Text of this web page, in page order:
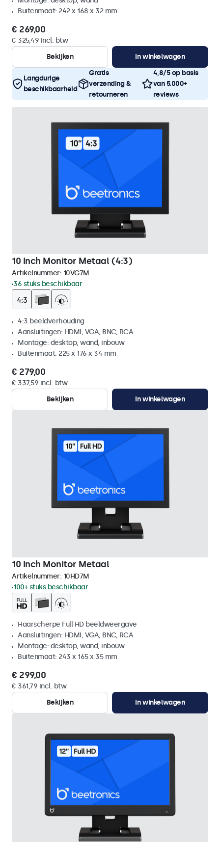
Buitenmaat: 242 x 168 x 32 mm
€ 269,00
€ 325,49 incl. btw
Bekijken
In winkelwagen
Langdurige
beschikbaarheid
Gratis
verzending &
retourneren
4,8/5 op basis
van 5.000+
reviews
10 Inch Monitor Metaal (4:3)
Artikelnummer: 10VG7M
36 stuks beschikbaar
4:3 beeldverhouding
Aansluitingen: HDMI, VGA, BNC, RCA
Montage: desktop, wand, inbouw
Buitenmaat: 225 x 176 x 34 mm
€ 279,00
€ 337,59 incl. btw
Bekijken
In winkelwagen
10 Inch Monitor Metaal
Artikelnummer: 10HD7M
100+ stuks beschikbaar
Haarscherpe Full HD beeldweergave
Aansluitingen: HDMI, VGA, BNC, RCA
Montage: desktop, wand, inbouw
Buitenmaat: 243 x 165 x 35 mm
€ 299,00
€ 361,79 incl. btw
Bekijken
In winkelwagen